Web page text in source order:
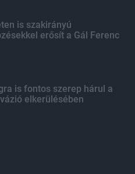
is szakirányú
erősít a Gál Ferenc
is fontos szerep hárul a
elkerülésében